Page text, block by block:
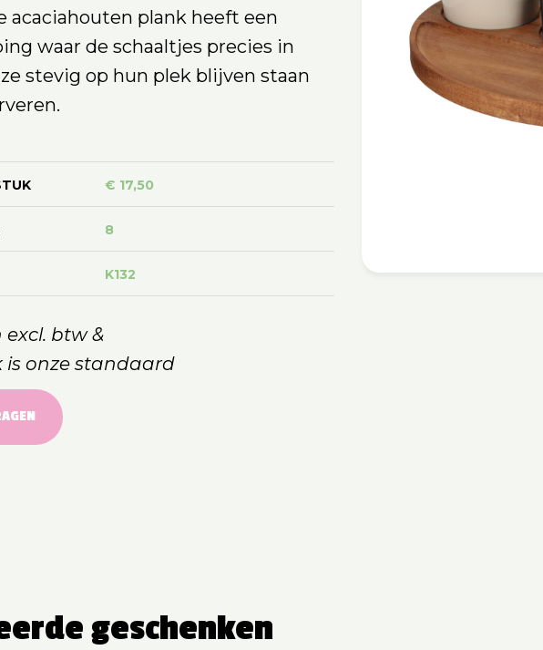
acaciahouten plank heeft een
waar de schaaltjes precies in
stevig op hun plek blijven staan
€ 17,50
8
K132
excl. btw &
onze standaard
geschenken